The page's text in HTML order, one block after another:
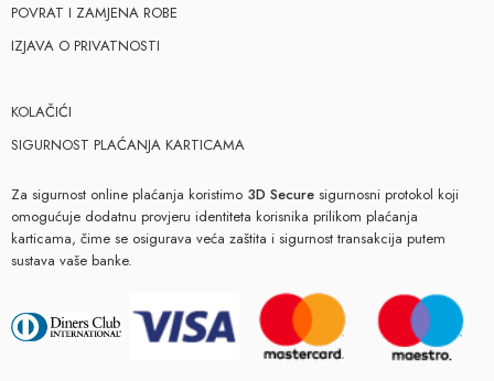
POVRAT I ZAMJENA ROBE
IZJAVA O PRIVATNOSTI
KOLAČIĆI
SIGURNOST PLAĆANJA KARTICAMA
Za sigurnost online plaćanja koristimo 3D Secure sigurnosni protokol koji
omogućuje dodatnu provjeru identiteta korisnika prilikom plaćanja
karticama, čime se osigurava veća zaštita i sigurnost transakcija putem
sustava vaše banke.